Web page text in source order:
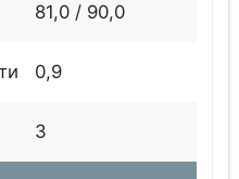
81,0 / 90,0
0,9
3